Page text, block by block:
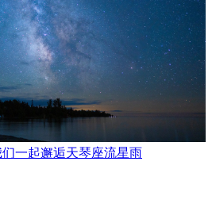
一起邂逅天琴座流星雨